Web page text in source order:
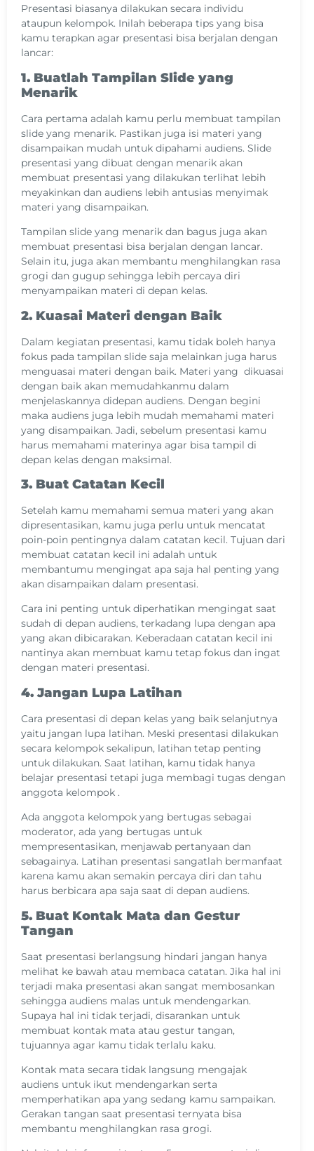
Presentasi biasanya dilakukan secara individu
ataupun kelompok. Inilah beberapa tips yang bisa
kamu terapkan agar presentasi bisa berjalan dengan
lancar:
1. Buatlah Tampilan Slide yang
Menarik
Cara pertama adalah kamu perlu membuat tampilan
slide yang menarik. Pastikan juga isi materi yang
disampaikan mudah untuk dipahami audiens. Slide
presentasi yang dibuat dengan menarik akan
membuat presentasi yang dilakukan terlihat lebih
meyakinkan dan audiens lebih antusias menyimak
materi yang disampaikan.
Tampilan slide yang menarik dan bagus juga akan
membuat presentasi bisa berjalan dengan lancar.
Selain itu, juga akan membantu menghilangkan rasa
grogi dan gugup sehingga lebih percaya diri
menyampaikan materi di depan kelas.
2. Kuasai Materi dengan Baik
Dalam kegiatan presentasi, kamu tidak boleh hanya
fokus pada tampilan slide saja melainkan juga harus
menguasai materi dengan baik. Materi yang dikuasai
dengan baik akan memudahkanmu dalam
menjelaskannya didepan audiens. Dengan begini
maka audiens juga lebih mudah memahami materi
yang disampaikan. Jadi, sebelum presentasi kamu
harus memahami materinya agar bisa tampil di
depan kelas dengan maksimal.
3. Buat Catatan Kecil
Setelah kamu memahami semua materi yang akan
dipresentasikan, kamu juga perlu untuk mencatat
poin-poin pentingnya dalam catatan kecil. Tujuan dari
membuat catatan kecil ini adalah untuk
membantumu mengingat apa saja hal penting yang
akan disampaikan dalam presentasi.
Cara ini penting untuk diperhatikan mengingat saat
sudah di depan audiens, terkadang lupa dengan apa
yang akan dibicarakan. Keberadaan catatan kecil ini
nantinya akan membuat kamu tetap fokus dan ingat
dengan materi presentasi.
4. Jangan Lupa Latihan
Cara presentasi di depan kelas yang baik selanjutnya
yaitu jangan lupa latihan. Meski presentasi dilakukan
secara kelompok sekalipun, latihan tetap penting
untuk dilakukan. Saat latihan, kamu tidak hanya
belajar presentasi tetapi juga membagi tugas dengan
anggota kelompok .
Ada anggota kelompok yang bertugas sebagai
moderator, ada yang bertugas untuk
mempresentasikan, menjawab pertanyaan dan
sebagainya. Latihan presentasi sangatlah bermanfaat
karena kamu akan semakin percaya diri dan tahu
harus berbicara apa saja saat di depan audiens.
5. Buat Kontak Mata dan Gestur
Tangan
Saat presentasi berlangsung hindari jangan hanya
melihat ke bawah atau membaca catatan. Jika hal ini
terjadi maka presentasi akan sangat membosankan
sehingga audiens malas untuk mendengarkan.
Supaya hal ini tidak terjadi, disarankan untuk
membuat kontak mata atau gestur tangan,
tujuannya agar kamu tidak terlalu kaku.
Kontak mata secara tidak langsung mengajak
audiens untuk ikut mendengarkan serta
memperhatikan apa yang sedang kamu sampaikan.
Gerakan tangan saat presentasi ternyata bisa
membantu menghilangkan rasa grogi.